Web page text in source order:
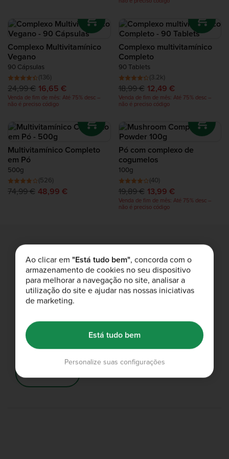
Complete Food Shake
Barras Proteicas
Batidos Proteicos
Alimentos Ricos em Proteína
A Bulk™tem um enorme seleção de suplementos de
vitamina D – de formatos puros como asVitamin D2
Tabletsaté às fórmulas com conteúdo de curcumina– e
pode ter a certeza de que os nossos produtos são todos da
mais elevada resistência e potência absoluta,
garantidamente.
Complexo Multivitamínico
Vegano
90 Cápsulas
(136)
24,99 € 16,65 €
Venda de fim de mês: Até 75% desc –
não é preciso código
Complexo multivitamínico
Completo
90 Tablets
(3.2k)
18,99 € 12,49 €
Venda de fim de mês: Até 75% desc –
não é preciso código
Multivitamínico Completo
em Pó
500g
(526)
74,99 € 48,99 €
Pó com complexo de
cogumelos
100g
(40)
19,89 € 13,99 €
Venda de fim de mês: Até 75% desc –
não é preciso código
Entrega grátis
Entrega grátis em encomendas acima de 55 €.
Compre Agora
Isto é nutrição
Um novo visual, a qualidade incrível, o desempenho e os sabores
Ao clicar em "Está tudo bem", concorda com o
armazenamento de cookies no seu dispositivo
para melhorar a navegação no site, analisar a
utilização do site e ajudar nas nossas iniciativas
de marketing.
Personalize suas configurações
Está tudo bem